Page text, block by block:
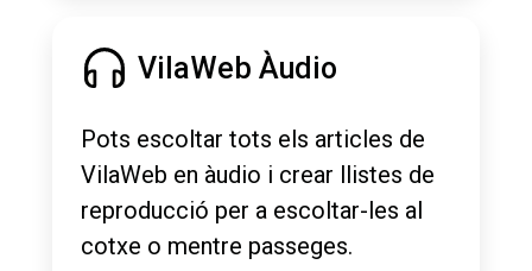
VilaWeb Àudio
Pots escoltar tots els articles de
VilaWeb en àudio i crear llistes de
reproducció per a escoltar-les al
cotxe o mentre passeges.